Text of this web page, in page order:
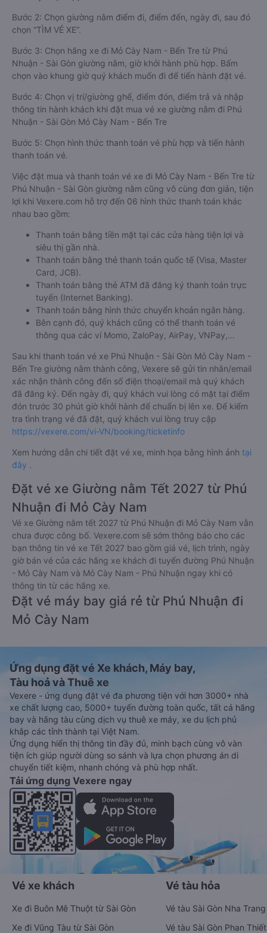
Bước 2: Chọn giường nằm điểm đi, điểm đến, ngày đi, sau đó
chọn “TÌM VÉ XE”.
Bước 3: Chọn hãng xe đi Mỏ Cày Nam - Bến Tre từ Phú
Nhuận - Sài Gòn giường nằm, giờ khởi hành phù hợp. Bấm
chọn vào khung giờ quý khách muốn đi để tiến hành đặt vé.
Bước 4: Chọn vị trí/giường ghế, điểm đón, điểm trả và nhập
thông tin hành khách khi đặt mua vé xe giường nằm đi Phú
Nhuận - Sài Gòn Mỏ Cày Nam - Bến Tre
Bước 5: Chọn hình thức thanh toán vé phù hợp và tiến hành
thanh toán vé.
Việc đặt mua và thanh toán vé xe đi Mỏ Cày Nam - Bến Tre từ
Phú Nhuận - Sài Gòn giường nằm cũng vô cùng đơn giản, tiện
lợi khi Vexere.com hỗ trợ đến 06 hình thức thanh toán khác
nhau bao gồm:
Thanh toán bằng tiền mặt tại các cửa hàng tiện lợi và
siêu thị gần nhà.
Thanh toán bằng thẻ thanh toán quốc tế (Visa, Master
Card, JCB).
Thanh toán bằng thẻ ATM đã đăng ký thanh toán trực
tuyến (Internet Banking).
Thanh toán bằng hình thức chuyển khoản ngân hàng.
Bên cạnh đó, quý khách cũng có thể thanh toán vé
thông qua các ví Momo, ZaloPay, AirPay, VNPay,…
Sau khi thanh toán vé xe Phú Nhuận - Sài Gòn Mỏ Cày Nam -
Bến Tre giường nằm thành công, Vexere sẽ gửi tin nhắn/email
xác nhận thành công đến số điện thoại/email mà quý khách
đã đăng ký. Đến ngày đi, quý khách vui lòng có mặt tại điểm
đón trước 30 phút giờ khởi hành để chuẩn bị lên xe. Để kiểm
tra tình trạng vé đã đặt, quý khách vui lòng truy cập
https://vexere.com/vi-VN/booking/ticketinfo
Xem hướng dẫn chi tiết đặt vé xe, minh họa bằng hình ảnh tại
đây .
Đặt vé xe Giường nằm Tết 2027 từ Phú
Nhuận đi Mỏ Cày Nam
Vé xe Giường nằm tết 2027 từ Phú Nhuận đi Mỏ Cày Nam vẫn
chưa được công bố. Vexere.com sẽ sớm thông báo cho các
bạn thông tin vé xe Tết 2027 bao gồm giá vé, lịch trình, ngày
giờ bán vé của các hãng xe khách đi tuyến đường Phú Nhuận
- Mỏ Cày Nam và Mỏ Cày Nam - Phú Nhuận ngay khi có
thông tin từ các hãng xe.
Đặt vé máy bay giá rẻ từ Phú Nhuận đi
Mỏ Cày Nam
Ứng dụng đặt vé Xe khách, Máy bay,
Tàu hoả và Thuê xe
Vexere - ứng dụng đặt vé đa phương tiện với hơn 3000+ nhà
xe chất lượng cao, 5000+ tuyến đường toàn quốc, tất cả hãng
bay và hãng tàu cùng dịch vụ thuê xe máy, xe du lịch phủ
khắp các tỉnh thành tại Việt Nam.
Ứng dụng hiển thị thông tin đầy đủ, minh bạch cùng vô vàn
tiện ích giúp người dùng so sánh và lựa chọn phương án di
chuyển tiết kiệm, nhanh chóng và phù hợp nhất.
Tải ứng dụng Vexere ngay
Vé xe khách
Xe đi Buôn Mê Thuột từ Sài Gòn
Xe đi Vũng Tàu từ Sài Gòn
Vé tàu hỏa
Vé tàu Sài Gòn Nha Trang
Vé tàu Sài Gòn Phan Thiết